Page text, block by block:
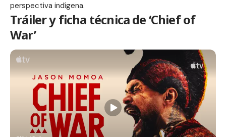
perspectiva indígena.
Tráiler y ficha técnica de ‘Chief of
War’